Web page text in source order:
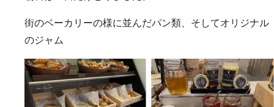
街のベーカリーの様に並んだパン類、そしてオリジナル
のジャム